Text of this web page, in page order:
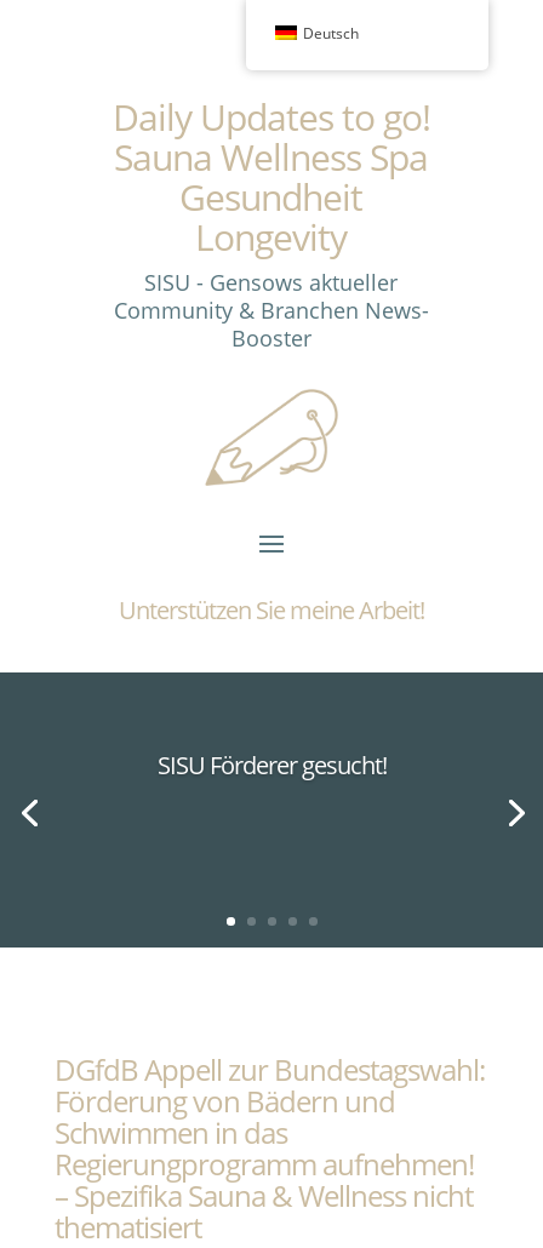
Daily Updates to go!
Sauna Wellness Spa
Gesundheit
Longevity
SISU - Gensows aktueller
Community & Branchen News-
Booster
Unterstützen Sie meine Arbeit!
SISU Förderer gesucht!
DGfdB Appell zur Bundestagswahl:
Förderung von Bädern und
Schwimmen in das
Regierungprogramm aufnehmen!
– Spezifika Sauna & Wellness nicht
thematisiert
Deutsch